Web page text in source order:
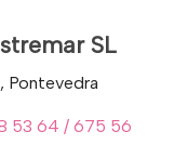
SL
53 64 / 675 56